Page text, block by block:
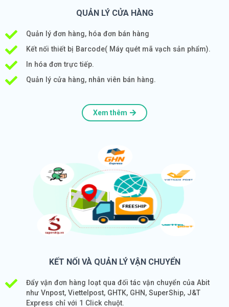
QUẢN LÝ CỬA HÀNG
Quản lý đơn hàng, hóa đơn bán hàng
Kết nối thiết bị Barcode( Máy quét mã vạch sản phẩm).
In hóa đơn trực tiếp.
Quản lý cửa hàng, nhân viên bán hàng.
Xem thêm
KẾT NỐI VÀ QUẢN LÝ VẬN CHUYỂN
Đẩy vận đơn hàng loạt qua đối tác vận chuyển của Abit
như Vnpost, Viettelpost, GHTK, GHN, SuperShip, J&T
Express chỉ với 1 Click chuột.